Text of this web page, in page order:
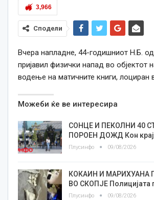
3,966
Сподели
Вчера напладне, 44-годишниот Н.Б. од
пријавил физички напад во објектот
водење на матичните книги, лоциран
Можеби ќе ве интересира
СОНЦЕ И ПЕКОЛНИ 40
ПОРОЕН ДОЖД Кон
Плусинфо 09/08/2026
КОКАИН И МАРИХУАНА
ВО СКОПЈЕ Полицијата
Плусинфо 09/08/2026